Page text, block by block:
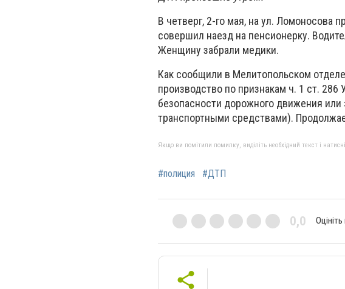
В четверг, 2-го мая, на ул. Ломоносова
совершил наезд на пенсионерку.
Женщину забрали медики.
Как сообщили в Мелитопольском
производство по признакам ч. 1 ст.
безопасности дорожного движения или
транспортными средствами).
Якщо ви помітили помилку, виділіть необхідний текст і
#полиция #ДТП
0,0